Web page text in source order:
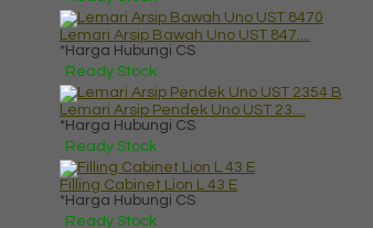
Lemari Arsip Bawah Uno UST 847....
*Harga Hubungi CS
Ready Stock
Lemari Arsip Pendek Uno UST 23....
*Harga Hubungi CS
Ready Stock
Filling Cabinet Lion L 43 E
*Harga Hubungi CS
Ready Stock